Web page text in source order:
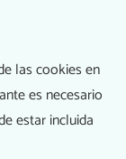
las cookies en
es necesario
estar incluida